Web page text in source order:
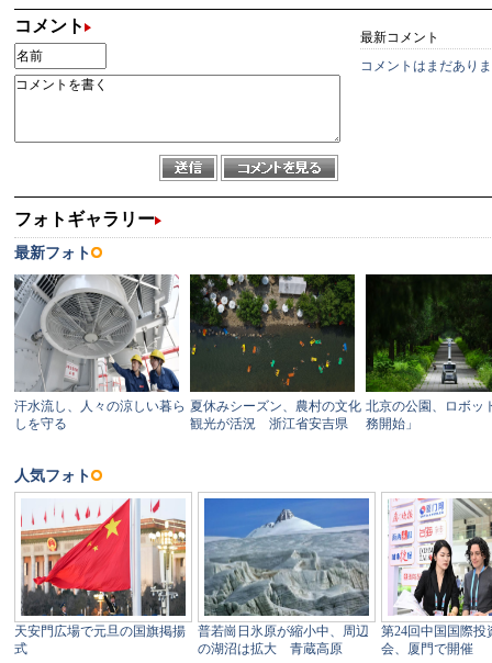
コメント
最新コメント
コメントはまだあり